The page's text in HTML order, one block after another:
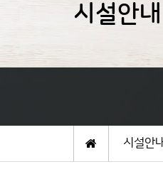
시설안내
시설안